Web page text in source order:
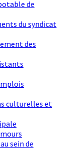
de
du syndicat
des
culturelles et
sein de